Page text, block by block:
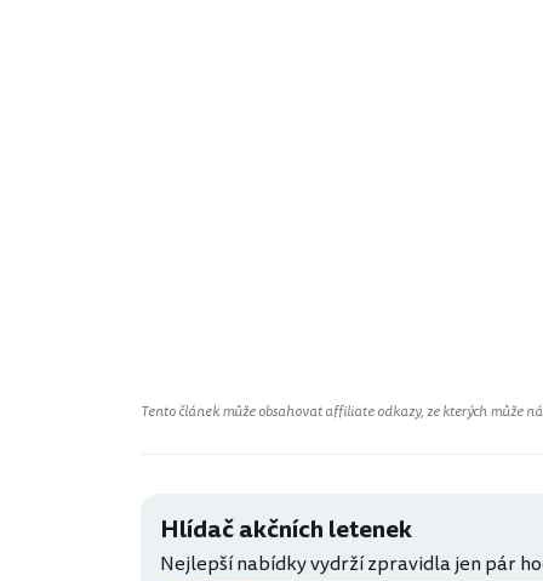
Tento článek může obsahovat affiliate odkazy, ze kterých může
Hlídač akčních letenek
Nejlepší nabídky vydrží zpravidla jen pár